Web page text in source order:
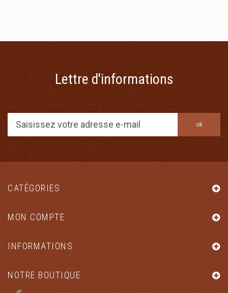
Lettre d'informations
ok
CATÉGORIES
MON COMPTE
INFORMATIONS
NOTRE BOUTIQUE